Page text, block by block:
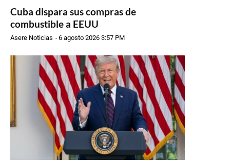
Cuba dispara sus compras de
combustible a EEUU
Asere Noticias -6 agosto 2026 3:57 PM